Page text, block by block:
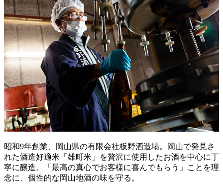
昭和9年創業、岡山県の有限会社板野酒造場。岡山で発見さ
れた酒造好適米「雄町米」を贅沢に使用したお酒を中心に丁
寧に醸造。「最高の真心でお客様に喜んでもらう」ことを理
念に、個性的な岡山地酒の味を守る。